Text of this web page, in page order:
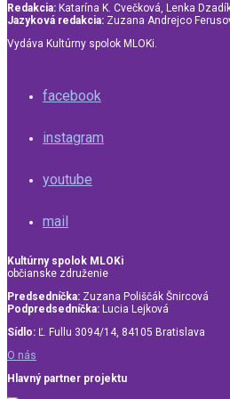
Redakcia: Katarína K. Cvečková, Lenka
Jazyková redakcia: Zuzana Andrejco
Vydáva Kultúrny spolok MLOKi.
facebook
instagram
youtube
mail
Kultúrny spolok MLOKi
občianske združenie
Predsedníčka: Zuzana Poliščák Šnircová
Podpredsedníčka: Lucia Lejková
Sídlo: Ľ. Fullu 3094/14, 84105 Bratislava
O nás
Hlavný partner projektu